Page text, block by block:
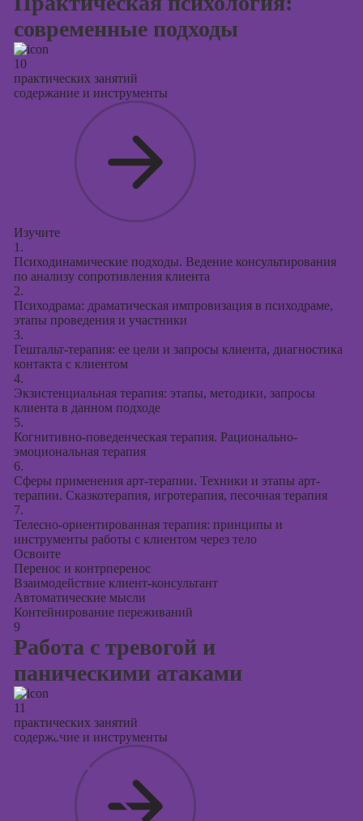
современные подходы
10
практических занятий
содержание и инструменты
Изучите
1.
Психодинамические подходы. Ведение консультирования
по анализу сопротивления клиента
2.
Психодрама: драматическая импровизация в психодраме,
этапы проведения и участники
3.
Гештальт-терапия: ее цели и запросы клиента, диагностика
контакта с клиентом
4.
Экзистенциальная терапия: этапы, методики, запросы
клиента в данном подходе
5.
Когнитивно-поведенческая терапия. Рационально-
эмоциональная терапия
6.
Сферы применения арт-терапии. Техники и этапы арт-
терапии. Сказкотерапия, игротерапия, песочная терапия
7.
Телесно-ориентированная терапия: принципы и
инструменты работы с клиентом через тело
Освоите
Перенос и контрперенос
Взаимодействие клиент-консультант
Автоматические мысли
Контейнирование переживаний
9
Работа с тревогой и
паническими атаками
11
практических занятий
содержание и инструменты